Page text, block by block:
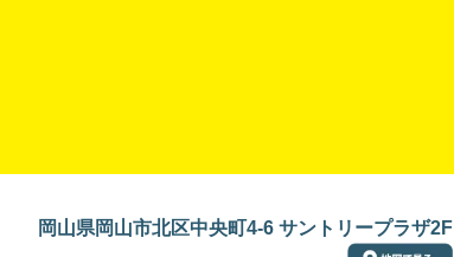
岡山県岡山市北区中央町4-6 サントリープラザ2F